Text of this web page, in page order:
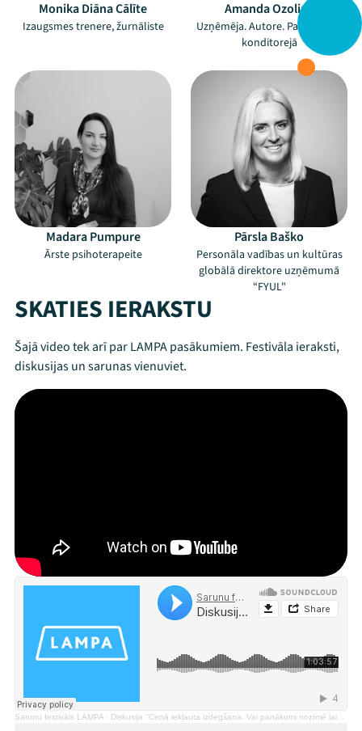
Mana programma
Festivāls
Monika Diāna Cālīte
Izaugsmes trenere, žurnāliste
Amanda Ozoliņa
Uzņēmēja. Autore. Pasniedzēja
konditorejā
Madara Pumpure
Ārste psihoterapeite
Pārsla Baško
Personāla vadības un kultūras
globālā direktore uzņēmumā
“FYUL"
SKATIES IERAKSTU
Šajā video tek arī par LAMPA pasākumiem. Festivāla ieraksti,
diskusijas un sarunas vienuviet.
Sarunu festivāls LAMPA · Diskusija "Cenā iekļauta izdegšana. Vai panākumi nozīmē laimi?"